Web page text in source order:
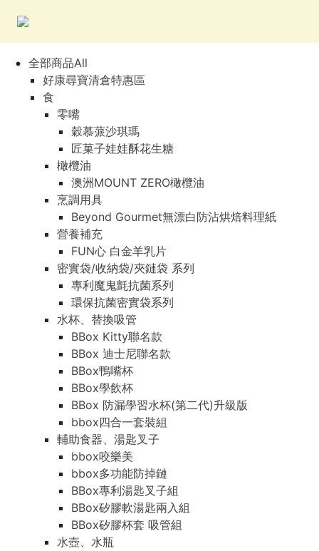
全部商品All
好康尋寶清倉特惠區
食
零嘴
穀慕蒎沙琪瑪
匠菓子娃娃酥花生糖
橄欖油
澳洲MOUNT ZERO橄欖油
烹調用具
Beyond Gourmet無漂白防沾烘焙料理紙
營養補充
FUN心 白金羊乳片
密實袋/收納袋/夾鏈袋 系列
專利魔鬼氈抗菌系列
環保抗菌密實袋系列
水杯、替換吸管
BBox Kitty聯名款
BBox 迪士尼聯名款
BBox鴨嘴杯
BBox學飲杯
BBox 防漏學習水杯(第二代)升級版
bbox四合一套裝組
輔助食器、湯匙叉子
bbox咬樂美
bbox多功能防掉鏈
BBox專利湯匙叉子組
BBox矽膠軟湯匙兩入組
BBox矽膠杯套 吸管組
水壺、水瓶